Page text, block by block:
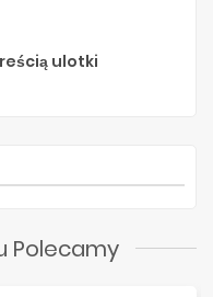
ulotki
Polecamy